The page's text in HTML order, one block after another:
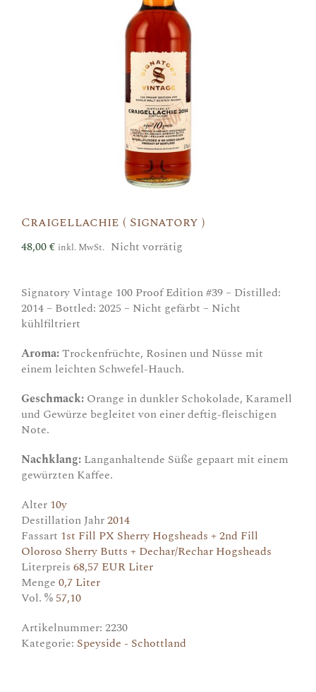
Craigellachie ( Signatory )
48,00€ inkl. MwSt. Nicht vorrätig
Signatory Vintage 100 Proof Edition #39 – Distilled:
2014 – Bottled: 2025 – Nicht gefärbt – Nicht
kühlfiltriert
Aroma:Trockenfrüchte, Rosinen und Nüsse mit
einem leichten Schwefel-Hauch.
Geschmack: Orange in dunkler Schokolade, Karamell
und Gewürze begleitet von einer deftig-fleischigen
Note.
Nachklang: Langanhaltende Süße gepaart mit einem
gewürzten Kaffee.
Alter 10y
Destillation Jahr2014
Fassart 1st Fill PX Sherry Hogsheads + 2nd Fill
Oloroso Sherry Butts + Dechar/Rechar Hogsheads
Literpreis 68,57 EUR Liter
Menge 0,7 Liter
Vol. % 57,10
Artikelnummer: 2230
Kategorie: Speyside - Schottland